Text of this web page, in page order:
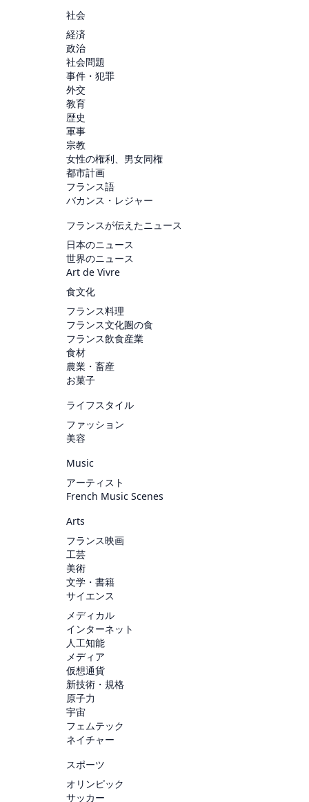
社会
経済
政治
社会問題
事件・犯罪
外交
教育
歴史
軍事
宗教
女性の権利、男女同権
都市計画
フランス語
バカンス・レジャー
フランスが伝えたニュース
日本のニュース
世界のニュース
Art de Vivre
食文化
フランス料理
フランス文化圏の食
フランス飲食産業
食材
農業・畜産
お菓子
ライフスタイル
ファッション
美容
Music
アーティスト
French Music Scenes
Arts
フランス映画
工芸
美術
文学・書籍
サイエンス
メディカル
インターネット
人工知能
メディア
仮想通貨
新技術・規格
原子力
宇宙
フェムテック
ネイチャー
スポーツ
オリンピック
サッカー